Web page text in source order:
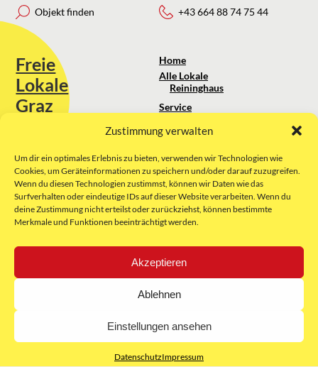
Zustimmung verwalten
Um dir ein optimales Erlebnis zu bieten, verwenden wir Technologien wie
Cookies, um Geräteinformationen zu speichern und/oder darauf zuzugreifen.
Wenn du diesen Technologien zustimmst, können wir Daten wie das
Surfverhalten oder eindeutige IDs auf dieser Website verarbeiten. Wenn du
deine Zustimmung nicht erteilst oder zurückziehst, können bestimmte
Merkmale und Funktionen beeinträchtigt werden.
Akzeptieren
Ablehnen
Einstellungen ansehen
DatenschutzImpressum
Objekt finden
Freie
Lokale
Graz
Sie erreichen uns unter:
kontakt@freielokale-graz.at
Website by Rubikon Werbeagentur
GmbH
+43 664 88 74 75 44
Home
Alle Lokale
Reininghaus
Service
Über uns
Impressum
AGB
Datenschutz
E-Mail